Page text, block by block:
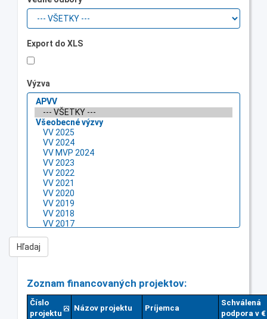
Export do XLS
Výzva
Zoznam financovaných projektov:
Číslo
projektu
Názov projektu Príjemca
Schválená
podpora v €